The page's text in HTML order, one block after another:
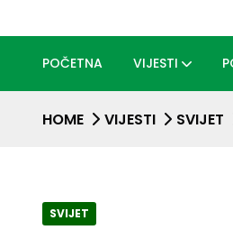
POČETNA VIJESTI
HOME VIJESTI SVIJET
SVIJET